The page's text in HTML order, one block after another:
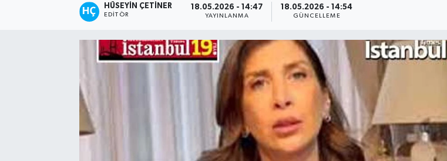
HÜSEYIN ÇETINER
EDITÖR
18.05.2026 - 14:47
YAYINLANMA
18.05.2026 - 14:54
GÜNCELLEME